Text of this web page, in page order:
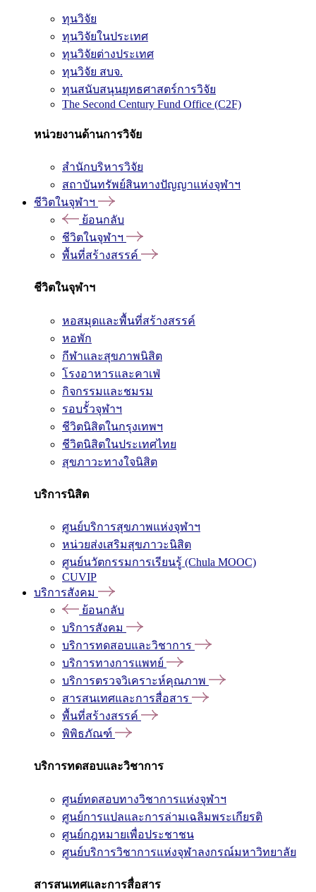
ทุนวิจัย
ทุนวิจัยในประเทศ
ทุนวิจัยต่างประเทศ
ทุนวิจัย สบจ.
ทุนสนับสนุนยุทธศาสตร์การวิจัย
The Second Century Fund Office (C2F)
หน่วยงานด้านการวิจัย
สำนักบริหารวิจัย
สถาบันทรัพย์สินทางปัญญาแห่งจุฬาฯ
ชีวิตในจุฬาฯ
ย้อนกลับ
ชีวิตในจุฬาฯ
พื้นที่สร้างสรรค์
ชีวิตในจุฬาฯ
หอสมุดและพื้นที่สร้างสรรค์
หอพัก
กีฬาและสุขภาพนิสิต
โรงอาหารและคาเฟ่
กิจกรรมและชมรม
รอบรั้วจุฬาฯ
ชีวิตนิสิตในกรุงเทพฯ
ชีวิตนิสิตในประเทศไทย
สุขภาวะทางใจนิสิต
บริการนิสิต
ศูนย์บริการสุขภาพแห่งจุฬาฯ
หน่วยส่งเสริมสุขภาวะนิสิต
ศูนย์นวัตกรรมการเรียนรู้ (Chula MOOC)
CUVIP
บริการสังคม
ย้อนกลับ
บริการสังคม
บริการทดสอบและวิชาการ
บริการทางการแพทย์
บริการตรวจวิเคราะห์คุณภาพ
สารสนเทศและการสื่อสาร
พื้นที่สร้างสรรค์
พิพิธภัณฑ์
บริการทดสอบและวิชาการ
ศูนย์ทดสอบทางวิชาการแห่งจุฬาฯ
ศูนย์การแปลและการล่ามเฉลิมพระเกียรติ
ศูนย์กฎหมายเพื่อประชาชน
ศูนย์บริการวิชาการแห่งจุฬาลงกรณ์มหาวิทยาลัย
สารสนเทศและการสื่อสาร